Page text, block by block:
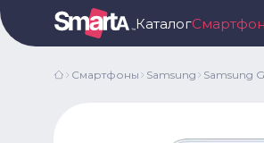
Каталог
Смартфоны Samsung Samsung